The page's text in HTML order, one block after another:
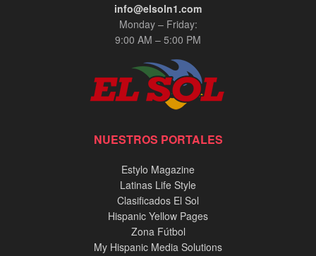
info@elsoln1.com
Monday – Friday:
9:00 AM – 5:00 PM
NUESTROS PORTALES
Estylo Magazine
Latinas Life Style
Clasificados El Sol
Hispanic Yellow Pages
Zona Fútbol
My Hispanic Media Solutions